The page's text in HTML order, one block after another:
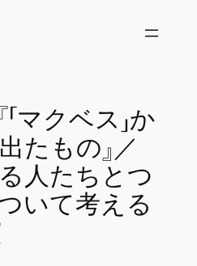
マクベス」か
たもの』／
人たちとつ
いて考える